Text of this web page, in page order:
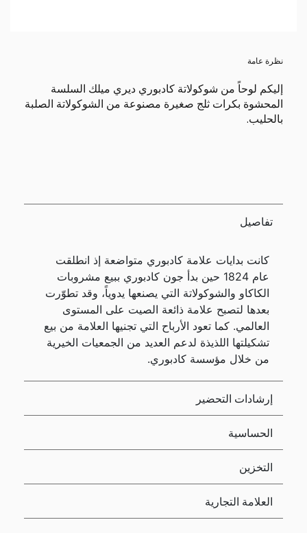
نظرة عامة
إليكم لوحاً من شوكولاتة كادبوري ديري ميلك السلسة
المحشوة بكرات ثلج صغيرة مصنوعة من الشوكولاتة الصلبة
بالحليب.
تفاصيل
كانت بدايات علامة كادبوري متواضعة إذ انطلقت
عام 1824 حين بدأ جون كادبوري ببيع مشروبات
الكاكاو والشوكولاتة التي يصنعها يدوياً، وقد تطوّرت
بعدها لتصبح علامة ذائعة الصيت على المستوى
العالمي. كما تعود الأرباح التي تجنيها العلامة من بيع
تشكيلتها اللذيذة لدعم العديد من الجمعيات الخيرية
من خلال مؤسسة كادبوري.
إرشادات التحضير
الحساسية
التخزين
العلامة التجارية